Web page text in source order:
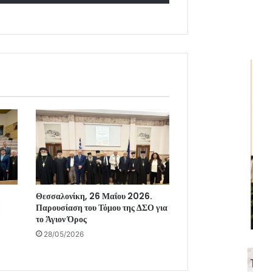
Θεσσαλονίκη, 26 Μαΐου 2026.
Παρουσίαση του Τόμου της ΔΣΟ για
το Άγιον Όρος
28/05/2026